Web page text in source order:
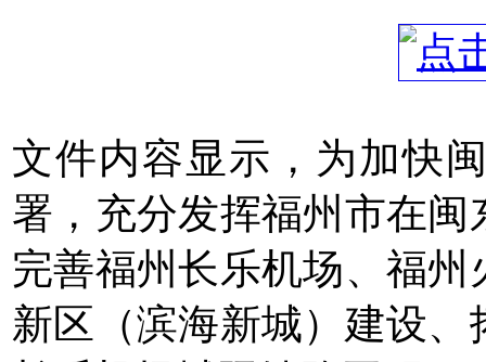
文件内容显示，为加快
署，充分发挥福州市在
完善福州长乐机场、福
新区（滨海新城）建设